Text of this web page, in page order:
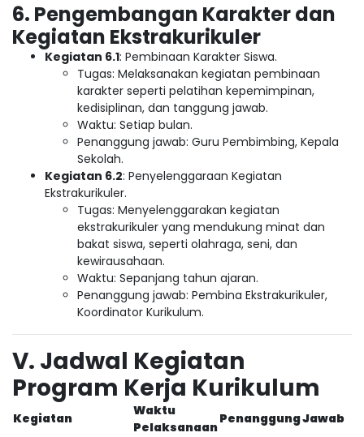
6. Pengembangan Karakter dan
Kegiatan Ekstrakurikuler
Kegiatan 6.1: Pembinaan Karakter Siswa.
Tugas: Melaksanakan kegiatan pembinaan
karakter seperti pelatihan kepemimpinan,
kedisiplinan, dan tanggung jawab.
Waktu: Setiap bulan.
Penanggung jawab: Guru Pembimbing, Kepala
Sekolah.
Kegiatan 6.2: Penyelenggaraan Kegiatan
Ekstrakurikuler.
Tugas: Menyelenggarakan kegiatan
ekstrakurikuler yang mendukung minat dan
bakat siswa, seperti olahraga, seni, dan
kewirausahaan.
Waktu: Sepanjang tahun ajaran.
Penanggung jawab: Pembina Ekstrakurikuler,
Koordinator Kurikulum.
V. Jadwal Kegiatan
Program Kerja Kurikulum
Kegiatan
Waktu
Pelaksanaan
Penanggung Jawab